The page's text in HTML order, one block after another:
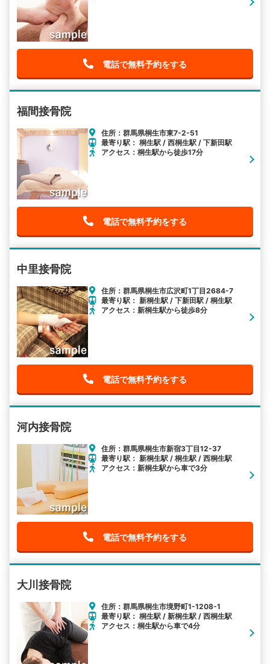
電話で無料予約をする
福間接骨院
住所：群馬県桐生市東7-2-51
最寄り駅： 桐生駅 / 西桐生駅 / 下新田駅
アクセス：桐生駅から徒歩17分
電話で無料予約をする
中里接骨院
住所：群馬県桐生市広沢町1丁目2684-7
最寄り駅： 新桐生駅 / 下新田駅 / 桐生駅
アクセス：新桐生駅から徒歩8分
電話で無料予約をする
河内接骨院
住所：群馬県桐生市新宿3丁目12-37
最寄り駅： 新桐生駅 / 桐生駅 / 西桐生駅
アクセス：新桐生駅から車で3分
電話で無料予約をする
大川接骨院
住所：群馬県桐生市境野町1-1208-1
最寄り駅： 桐生駅 / 新桐生駅 / 西桐生駅
アクセス：桐生駅から車で4分